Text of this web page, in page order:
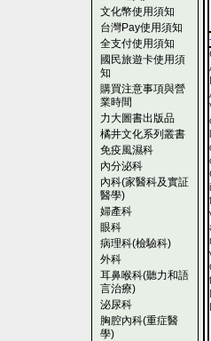
文化幣使用須知
台灣Pay使用須知
全支付使用須知
國民旅遊卡使用須
知
購買注意事項與營
業時間
力大圖書出版品
橘井文化系列叢書
免疫風濕科
內分泌科
內科(家醫科及實証
醫學)
婦產科
眼科
病理科(檢驗科)
外科
耳鼻喉科(聽力和語
言治療)
泌尿科
胸腔內科(重症醫
學)